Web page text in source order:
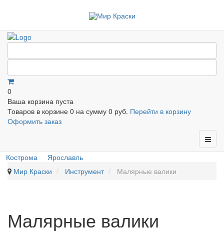
0
Ваша корзина пуста
Товаров в корзине 0 на сумму 0 руб. Перейти в корзину
Оформить заказ
Кострома
Ярославль
Мир Краски
Инструмент Малярные валики
Малярные валики